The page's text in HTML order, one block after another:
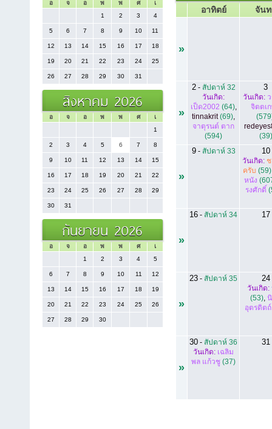
อ จ อ พ พ ศ
เ
1
2 3 4
5 6 7 8 9 10 11
12 13 14 15 16 17 18
19 20 21 22 23 24 25
26 27 28 29 30 31
สิงหาคม 2026
อ จ อ พ พ ศ
เ
1
2 3 4 5 6 7 8
9 10 11 12 13 14 15
16 17 18 19 20 21 22
23 24 25 26 27 28 29
30 31
กันยายน 2026
อ จ อ พ พ ศ
เ
1
2 3 4 5
6 7 8 9 10 11 12
13 14 15 16 17 18 19
20 21 22 23 24 25 26
27 28 29 30
อาทิตย์ จัน
»
»
2- สัปดาห์ 32
วันเกิด:
เป็ด2002 (64),
tinnakrit(69)
จาตุรนต์ ตาก
(594)
3
วันเกิด:
จิตตเ
(39)
»
9- สัปดาห์ 33 10
วันเกิด:
ครับ (59)
หนัง
รงศักดิ์
»
16 - สัปดาห์ 34 17
»
23 - สัปดาห์ 35 24
วันเกิด:
(53),
อุตรดิตถ์
»
30 - สัปดาห์ 36
วันเกิด: เฉลิม
พล แก้วชู (37)
31